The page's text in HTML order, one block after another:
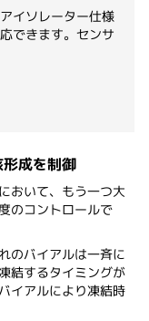
イソレーター仕様
できます。センサ
成を制御
おいて、もう一つ大
のコントロールで
のバイアルは一斉に
結するタイミングが
イアルにより凍結時